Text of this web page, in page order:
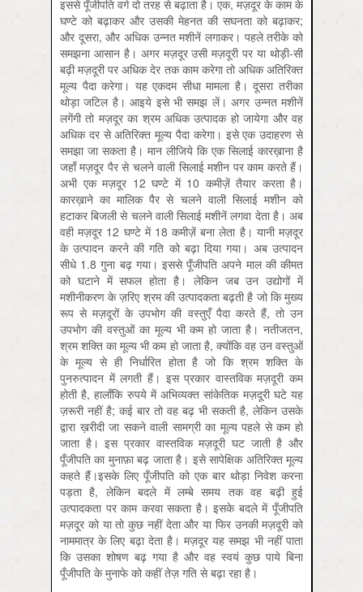
इससे पूँजीपति वर्ग दो तरह से बढ़ाता है। एक, मज़दूर के काम के
घण्टे को बढ़ाकर और उसकी मेहनत की सघनता को बढ़ाकर;
और दूसरा, और अधिक उन्नत मशीनें लगाकर। पहले तरीके को
समझना आसान है। अगर मज़दूर उसी मज़दूरी पर या थोड़ी-सी
बढ़ी मज़दूरी पर अधिक देर तक काम करेगा तो अधिक अतिरिक्त
मूल्य पैदा करेगा। यह एकदम सीधा मामला है। दूसरा तरीका
थोड़ा जटिल है। आइये इसे भी समझ लें। अगर उन्नत मशीनें
लगेंगी तो मज़दूर का श्रम अधिक उत्पादक हो जायेगा और वह
अधिक दर से अतिरिक्त मूल्य पैदा करेगा। इसे एक उदाहरण से
समझा जा सकता है। मान लीजिये कि एक सिलाई कारख़ाना है
जहाँ मज़दूर पैर से चलने वाली सिलाई मशीन पर काम करते हैं।
अभी एक मज़दूर 12 घण्टे में 10 कमीज़ें तैयार करता है।
कारख़ाने का मालिक पैर से चलने वाली सिलाई मशीन को
हटाकर बिजली से चलने वाली सिलाई मशीनें लगवा देता है। अब
वही मज़दूर 12 घण्टे में 18 कमीज़ें बना लेता है। यानी मज़दूर
के उत्पादन करने की गति को बढ़ा दिया गया। अब उत्पादन
सीधे 1.8 गुना बढ़ गया। इससे पूँजीपति अपने माल की कीमत
को घटाने में सफल होता है। लेकिन जब उन उद्योगों में
मशीनीकरण के ज़रिए श्रम की उत्‍पादकता बढ़ती है जो कि मुख्‍य
रूप से मज़दूरों के उपभोग की वस्‍तुएँ पैदा करते हैं, तो उन
उपभोग की वस्‍तुओं का मूल्‍य भी कम हो जाता है। नतीजतन,
श्रम शक्ति का मूल्‍य भी कम हो जाता है, क्‍योंकि वह उन वस्‍तुओं
के मूल्‍य से ही निर्धारित होता है जो कि श्रम शक्ति के
पुनरुत्‍पादन में लगती हैं। इस प्रकार वास्‍तविक मज़दूरी कम
होती है, हालाँकि रुपये में अभिव्‍यक्‍त सांकेतिक मज़दूरी घटे यह
ज़रूरी नहीं है; कई बार तो वह बढ़ भी सकती है, लेकिन उसके
द्वारा ख़रीदी जा सकने वाली सामग्री का मूल्‍य पहले से कम हो
जाता है। इस प्रकार वास्‍तविक मज़दूरी घट जाती है और
पूँजीपति का मुनाफ़ा बढ़ जाता है। इसे सापेक्षिक अतिरिक्‍त मूल्‍य
कहते हैं।इसके लिए पूँजीपति को एक बार थोड़ा निवेश करना
पड़ता है, लेकिन बदले में लम्बे समय तक वह बढ़ी हुई
उत्पादकता पर काम करवा सकता है। इसके बदले में पूँजीपति
मज़दूर को या तो कुछ नहीं देता और या फिर उनकी मज़दूरी को
नाममात्र के लिए बढ़ा देता है। मज़दूर यह समझ भी नहीं पाता
कि उसका शोषण बढ़ गया है और वह स्वयं कुछ पाये बिना
पूँजीपति के मुनाफे को कहीं तेज़ गति से बढ़ा रहा है।